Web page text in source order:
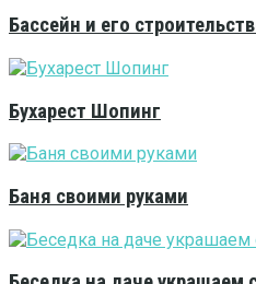
Бассейн и его
Бухарест Шопинг
Баня своими руками